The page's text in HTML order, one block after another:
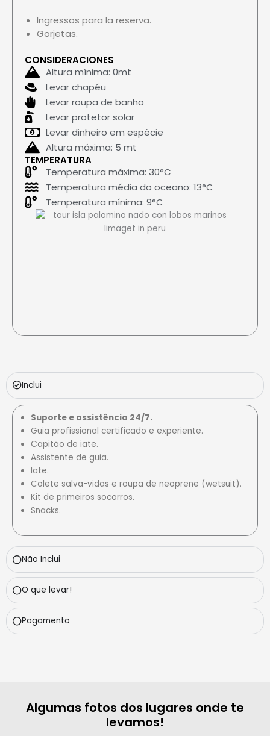
Ingressos para la reserva.
Gorjetas.
CONSIDERACIONES
Altura mínima: 0mt
Levar chapéu
Levar roupa de banho
Levar protetor solar
Levar dinheiro em espécie
Altura máxima: 5 mt
TEMPERATURA
Temperatura máxima: 30°C
Temperatura média do oceano: 13°C
Temperatura mínima: 9°C
Inclui
Suporte e assistência 24/7.
Guia profissional certificado e experiente.
Capitão de iate.
Assistente de guia.
Iate.
Colete salva-vidas e roupa de neoprene (wetsuit).
Kit de primeiros socorros.
Snacks.
Não Inclui
O que levar!
Pagamento
Algumas fotos dos lugares onde te
levamos!